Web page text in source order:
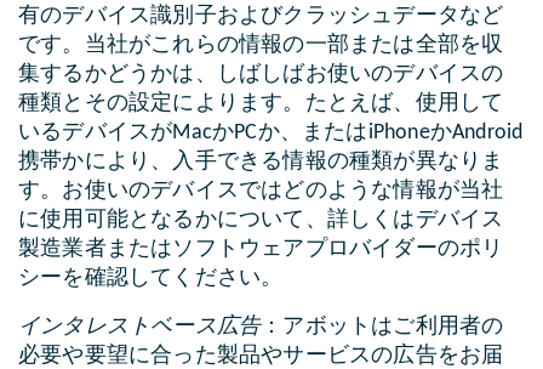
有のデバイス識別子およびクラッシュデータなど
です。当社がこれらの情報の一部または全部を収
集するかどうかは、しばしばお使いのデバイスの
種類とその設定によります。たとえば、使用して
いるデバイスがMacかPCか、またはiPhoneかAndroid
携帯かにより、入手できる情報の種類が異なりま
す。お使いのデバイスではどのような情報が当社
に使用可能となるかについて、詳しくはデバイス
製造業者またはソフトウェアプロバイダーのポリ
シーを確認してください。
インタレストベース広告：アボットはご利用者の
必要や要望に合った製品やサービスの広告をお届